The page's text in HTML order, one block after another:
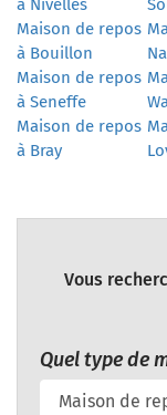
à Nivelles
Maison de repos
à Bouillon
Maison de repos
à Seneffe
Maison de repos
à Bray
Vous
Quel type de